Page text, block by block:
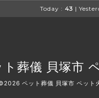
Today : 43 |
葬儀 貝塚市
ペット葬儀 貝塚市 ペット